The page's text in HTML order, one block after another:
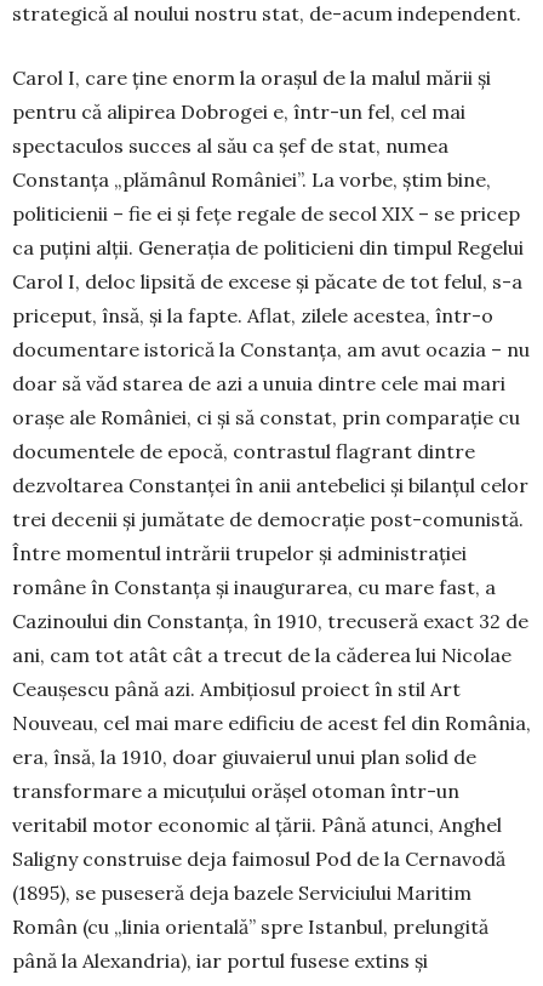
strategică al noului nostru stat, de-acum independent.
Carol I, care ține enorm la orașul de la malul mării și
pentru că alipirea Dobrogei e, într-un fel, cel mai
spectaculos succes al său ca șef de stat, numea
Constanța „plămânul României”. La vorbe, știm bine,
politicienii – fie ei și fețe regale de secol XIX – se pricep
ca puțini alții. Generația de politicieni din timpul Regelui
Carol I, deloc lipsită de excese și păcate de tot felul, s-a
priceput, însă, și la fapte. Aflat, zilele acestea, într-o
documentare istorică la Constanța, am avut ocazia – nu
doar să văd starea de azi a unuia dintre cele mai mari
orașe ale României, ci și să constat, prin comparație cu
documentele de epocă, contrastul flagrant dintre
dezvoltarea Constanței în anii antebelici și bilanțul celor
trei decenii și jumătate de democrație post-comunistă.
Între momentul intrării trupelor și administrației
române în Constanța și inaugurarea, cu mare fast, a
Cazinoului din Constanța, în 1910, trecuseră exact 32 de
ani, cam tot atât cât a trecut de la căderea lui Nicolae
Ceaușescu până azi. Ambițiosul proiect în stil Art
Nouveau, cel mai mare edificiu de acest fel din România,
era, însă, la 1910, doar giuvaierul unui plan solid de
transformare a micuțului orășel otoman într-un
veritabil motor economic al țării. Până atunci, Anghel
Saligny construise deja faimosul Pod de la Cernavodă
(1895), se puseseră deja bazele Serviciului Maritim
Român (cu „linia orientală” spre Istanbul, prelungită
până la Alexandria), iar portul fusese extins și